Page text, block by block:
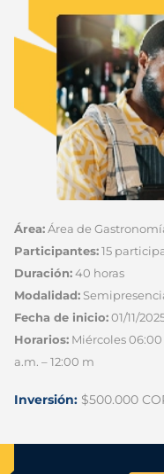
Área:Área de
Participantes:15
Duración:40 horas
Modalidad:
Fecha de inicio:01/11/
Horarios: Miércoles
a.m. – 12:00 m
Inversión: $500.000